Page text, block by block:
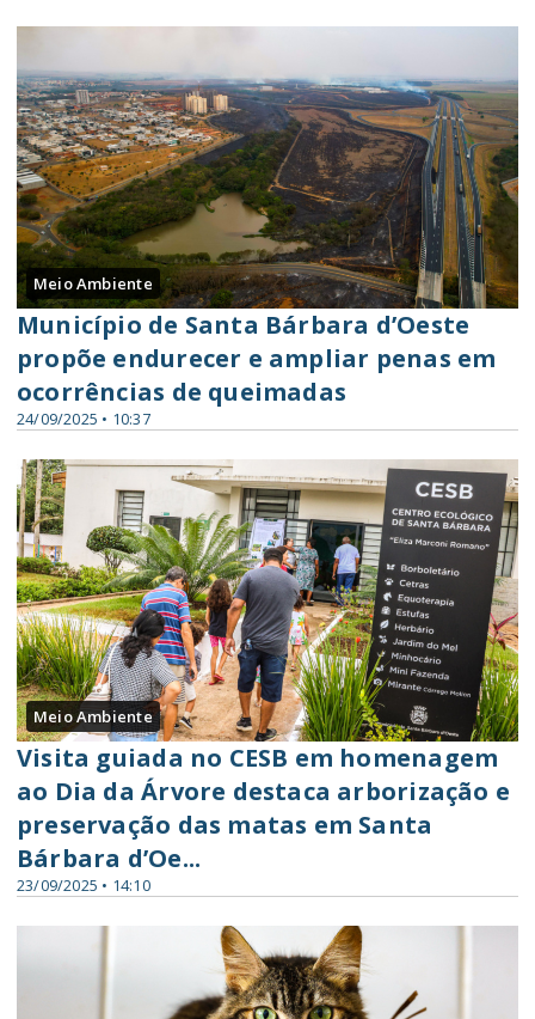
Meio Ambiente
24/09/2025 • 10:37
Município de Santa Bárbara d’Oeste
propõe endurecer e ampliar penas em
ocorrências de queimadas
Meio Ambiente
23/09/2025 • 14:10
Visita guiada no CESB em homenagem
ao Dia da Árvore destaca arborização e
preservação das matas em Santa
Bárbara d’Oe...